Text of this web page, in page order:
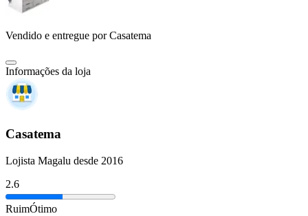
Vendido e entregue por Casatema
Informações da loja
Casatema
Lojista Magalu desde 2016
2.6
RuimÓtimo